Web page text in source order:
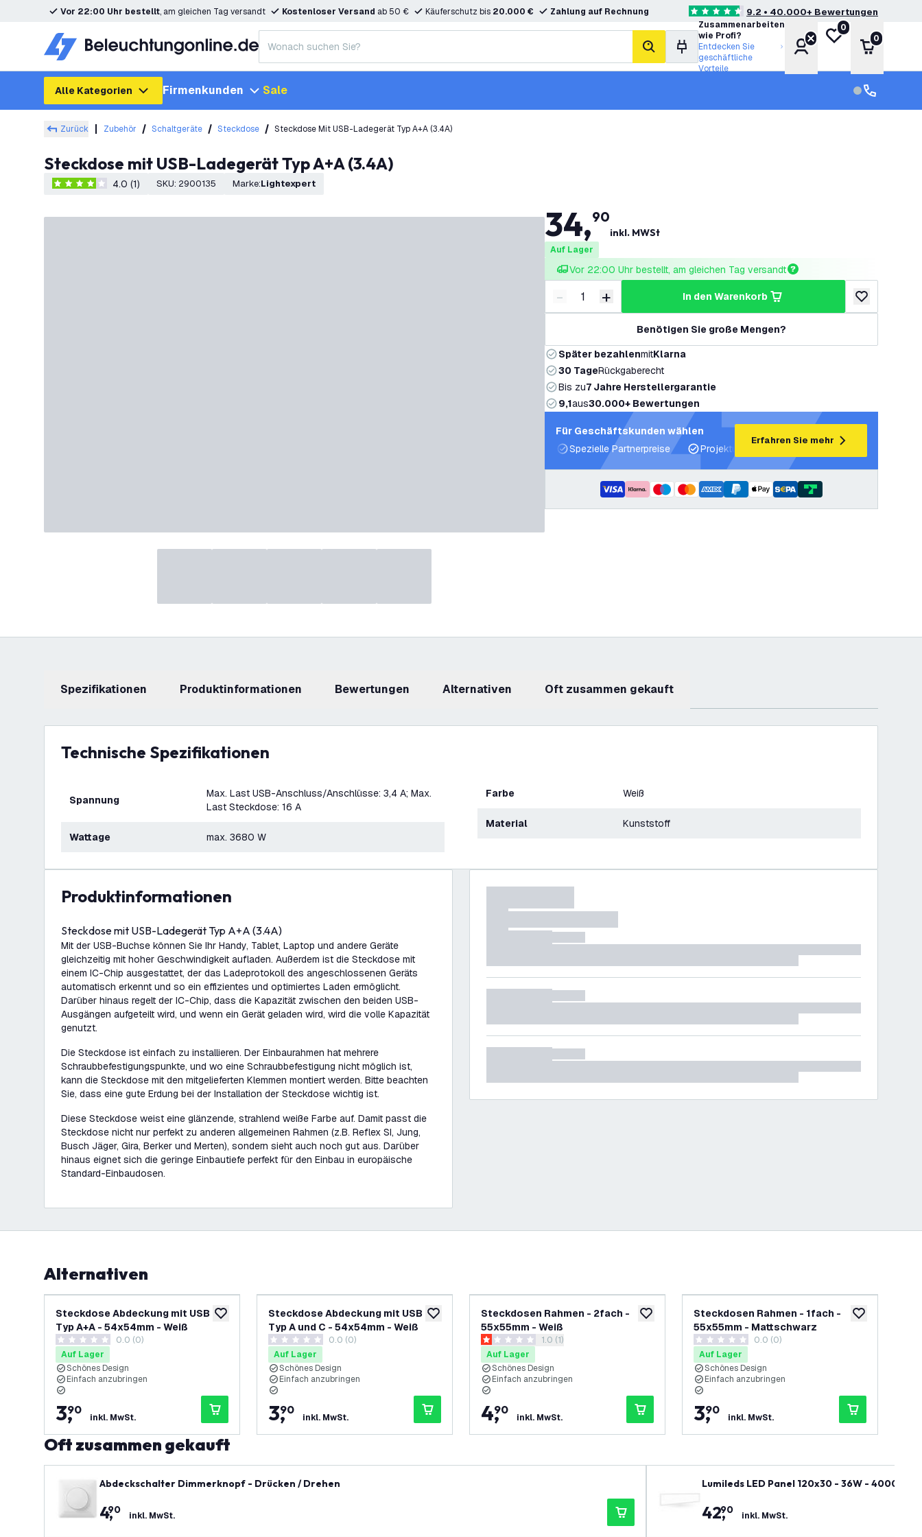
Vor 22:00 Uhr bestellt, am gleichen Tag versandt Kostenloser Versand ab 50 € Käuferschutz bis 20.000 € Zahlung auf Rechnung 4.6 Bewertungssterne9.2 • 40.000+ Bewertungen
Suche
Zusammenarbeiten
wie Profi?
Entdecken Sie
geschäftliche
Vorteile
Konto
Meine Wunschliste
0
Warenkorb
0
Alle Kategorien Firmenkunden Sale
Zurück Zubehör Schaltgeräte Steckdose Steckdose Mit USB-Ladegerät Typ A+A (3.4A)
Steckdose mit USB-Ladegerät Typ A+A (3.4A)
4 Bewertungssterne
4.0 (1) SKU: 2900135 Marke: Lightexpert
34,90
inkl. MWSt
Auf Lager
Vor 22:00 Uhr bestellt, am gleichen Tag versandt
Menge verringern
- Menge erhöhen
+ in den Warenkorb
zur
Benötigen Sie große Mengen?
Später bezahlenmitKlarna
30 TageRückgaberecht
Bis zu7 Jahre Herstellergarantie
9,1aus30.000+ Bewertungen
Für Geschäftskunden wählen
Spezielle Partnerpreise
Projektunterstützung und Lichtpläne
Erfahren Sie mehr
Spezifikationen Produktinformationen Bewertungen Alternativen Oft zusammen gekauft
Technische Spezifikationen
Spannung
Max. Last USB-Anschluss/Anschlüsse: 3,4 A; Max.
Last Steckdose: 16 A
Wattage max. 3680 W
Farbe Weiß
Material Kunststoff
Produktinformationen
Steckdose mit USB-Ladegerät Typ A+A (3.4A)
Mit der USB-Buchse können Sie Ihr Handy, Tablet, Laptop und andere Geräte
gleichzeitig mit hoher Geschwindigkeit aufladen. Außerdem ist die Steckdose mit
einem IC-Chip ausgestattet, der das Ladeprotokoll des angeschlossenen Geräts
automatisch erkennt und so ein effizientes und optimiertes Laden ermöglicht.
Darüber hinaus regelt der IC-Chip, dass die Kapazität zwischen den beiden USB-
Ausgängen aufgeteilt wird, und wenn ein Gerät geladen wird, wird die volle Kapazität
genutzt.
Die Steckdose ist einfach zu installieren. Der Einbaurahmen hat mehrere
Schraubbefestigungspunkte, und wo eine Schraubbefestigung nicht möglich ist,
kann die Steckdose mit den mitgelieferten Klemmen montiert werden. Bitte beachten
Sie, dass eine gute Erdung bei der Installation der Steckdose wichtig ist.
Diese Steckdose weist eine glänzende, strahlend weiße Farbe auf. Damit passt die
Steckdose nicht nur perfekt zu anderen allgemeinen Rahmen (z.B. Reflex SI, Jung,
Busch Jäger, Gira, Berker und Merten), sondern sieht auch noch gut aus. Darüber
hinaus eignet sich die geringe Einbautiefe perfekt für den Einbau in europäische
Standard-Einbaudosen.
Alternativen
zur Wunschliste hinzufügen
Steckdose Abdeckung mit USB -
Typ A+A - 54x54mm - Weiß
0 Bewertungssterne
0.0 (0)
Auf Lager
Schönes Design
Einfach anzubringen
3,
90
inkl. MwSt.
zur Wunschliste hinzufügen
Steckdose Abdeckung mit USB -
Typ A und C - 54x54mm - Weiß
0 Bewertungssterne
0.0 (0)
Auf Lager
Schönes Design
Einfach anzubringen
3,
90
inkl. MwSt.
zur Wunschliste hinzufügen
Steckdosen Rahmen - 2fach -
55x55mm - Weiß
Bewertungsbereich öffnen
1 Bewertungssterne
1.0 (1)
Auf Lager
Schönes Design
Einfach anzubringen
4,
90
inkl. MwSt.
zur
Steckdosen Rahmen - 1fach -
55x55mm - Mattschwarz
0 Bewertungssterne
0.0 (0)
Auf Lager
Schönes Design
Einfach anzubringen
3,
90
inkl. MwSt.
Oft zusammen gekauft
Abdeckschalter Dimmerknopf - Drücken / Drehen
4,
90 inkl. MwSt.
Lumileds LED Panel 120x30 - 36W - 4000K -
42,
90 inkl. MwSt.